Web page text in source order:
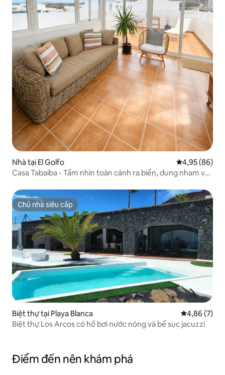
Nhà tại El Golfo Xếp hạng
4,95 (86)
Casa Tabaiba - Tầm nhìn toàn cảnh ra biển, dung nham và
Chủ nhà siêu cấp
Chủ nhà siêu cấp
Biệt thự tại Playa Blanca Xếp hạng
4,86 (7)
Biệt thự Los Arcos có hồ bơi nước nóng và bể sục jacuzzi
Điểm đến nên khám phá